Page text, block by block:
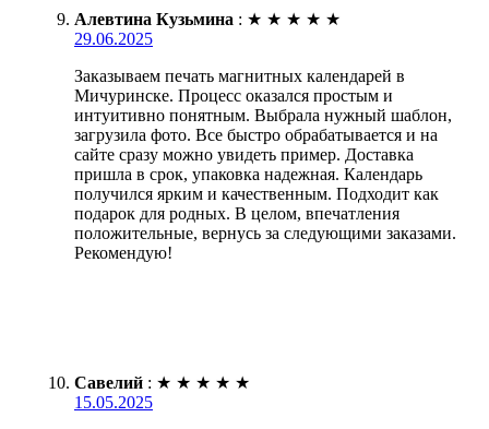
Алевтина Кузьмина : ★ ★ ★ ★ ★
29.06.2025
Заказываем печать магнитных календарей в
Мичуринске. Процесс оказался простым и
интуитивно понятным. Выбрала нужный шаблон,
загрузила фото. Все быстро обрабатывается и на
сайте сразу можно увидеть пример. Доставка
пришла в срок, упаковка надежная. Календарь
получился ярким и качественным. Подходит как
подарок для родных. В целом, впечатления
положительные, вернусь за следующими заказами.
Рекомендую!
Савелий : ★ ★ ★ ★ ★
15.05.2025